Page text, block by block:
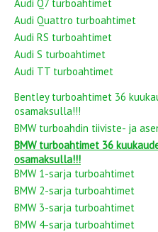
Audi Q7 turboahtimet
Audi Quattro turboahtimet
Audi RS turboahtimet
Audi S turboahtimet
Audi TT turboahtimet
Bentley turboahtimet 36
osamaksulla!!!
BMW turboahdin tiiviste- ja
BMW turboahtimet 36
osamaksulla!!!
BMW 1-sarja turboahtimet
BMW 2-sarja turboahtimet
BMW 3-sarja turboahtimet
BMW 4-sarja turboahtimet